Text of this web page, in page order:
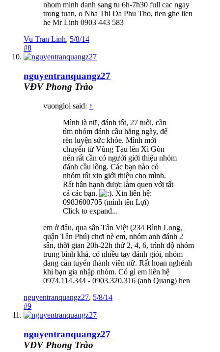
nhom minh danh sang tu 6h-7h30 full cac ngay
trong tuan, o Nha Thi Da Phu Tho, tien ghe lien
he Mr Linh 0903 443 583
Vu Tran Linh, 5/8/14
#8
nguyentranquangz27
VĐV Phong Trào
vuongloi said: ↑
Mình là nữ, đánh tốt, 27 tuổi, cần
tìm nhóm đánh cầu hằng ngày, để
rèn luyện sức khỏe. Mình mới
chuyển từ Vũng Tàu lên Xì Gòn
nên rất cần có người giới thiệu nhóm
đánh cầu lông. Các bạn nào có
nhóm tốt xin giới thiệu cho mình.
Rất hân hạnh được làm quen với tất
cả các bạn.
. Xin liên hệ:
0983600705 (mình tên Lợi)
Click to expand...
em ở đâu, qua sân Tân Việt (234 Bình Long,
quận Tân Phú) chơi nè em, nhóm anh đánh 2
sân, thời gian 20h-22h thứ 2, 4, 6, trình độ nhóm
trung bình khá, có nhiều tay đánh giỏi, nhóm
đang cần tuyển thành viên nữ. Rất hoan nghênh
khi bạn gia nhập nhóm. Có gì em liên hệ
0974.114.344 - 0903.320.316 (anh Quang) hen
nguyentranquangz27, 5/8/14
#9
nguyentranquangz27
VĐV Phong Trào